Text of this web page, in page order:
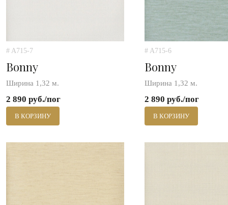
# A715-7
Bonny
Ширина 1,32 м.
2 890 руб./пог
В КОРЗИНУ
# A715-6
Bonny
Ширина 1,32 м.
2 890 руб./пог
В КОРЗИНУ